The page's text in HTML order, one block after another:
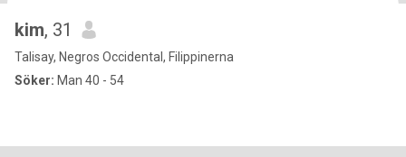
kim, 31
Talisay, Negros Occidental, Filippinerna
Söker: Man 40 - 54